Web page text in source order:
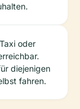
oder
diejenigen
fahren.